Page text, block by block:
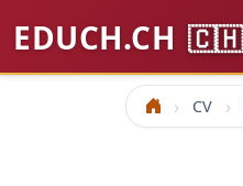
EDUCH.CH 🇨🇭
Accueil CV